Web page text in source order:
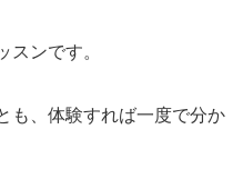
スンです。
も、体験すれば一度で分か